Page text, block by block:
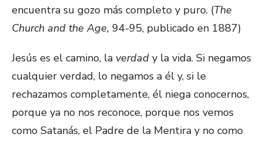
encuentra su gozo más completo y puro. (The
Church and the Age, 94-95, publicado en 1887)
Jesús es el camino, la verdad y la vida. Si negamos
cualquier verdad, lo negamos a él y, si le
rechazamos completamente, él niega conocernos,
porque ya no nos reconoce, porque nos vemos
como Satanás, el Padre de la Mentira y no como